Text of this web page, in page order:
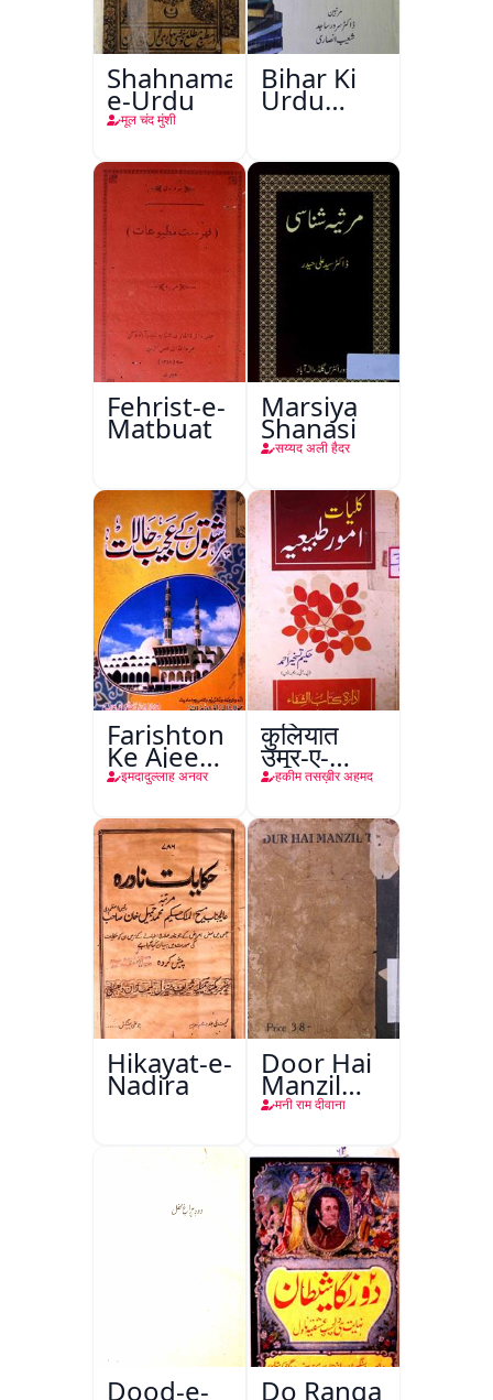
Shahnama-
e-Urdu
मूल चंद मुंशी
Bihar Ki
Urdu
Kitabon
Ishariya
Fehrist-e-
Matbuat
Marsiya
Shanasi
सय्यद अली हैदर
Farishton
Ke Ajeeb
Halat
इमदादुल्लाह अनवर
कुलियात
उमूर-ए-
तबीइया
हकीम तसख़ीर अहमद
Hikayat-e-
Nadira
Door Hai
Manzil
Teri
मनी राम दीवाना
Dood-e- Do Ranga